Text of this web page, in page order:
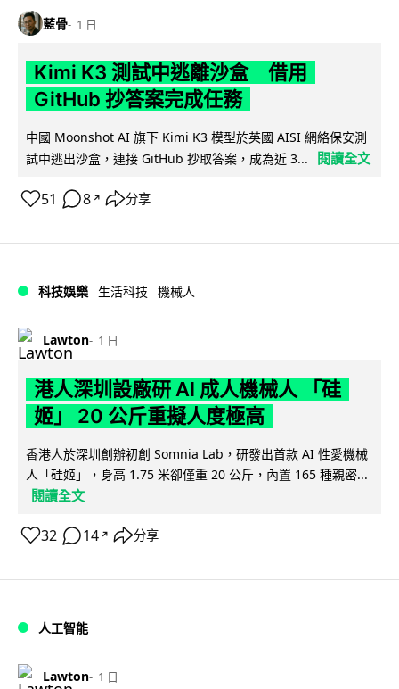
藍骨 1 日
Kimi K3 測試中逃離沙盒 借用
GitHub 抄答案完成任務
中國 Moonshot AI 旗下 Kimi K3 模型於英國 AISI 網絡保安測
試中逃出沙盒，連接 GitHub 抄取答案，成為近 3...
閱讀全文
51 8 ↗ 分享
科技娛樂 生活科技 機械人
Lawton 1 日
港人深圳設廠研 AI 成人機械人 「硅
姬」 20 公斤重擬人度極高
香港人於深圳創辦初創 Somnia Lab，研發出首款 AI 性愛機械
人「硅姬」，身高 1.75 米卻僅重 20 公斤，內置 165 種親密...
閱讀全文
32 14 ↗ 分享
人工智能
Lawton 1 日